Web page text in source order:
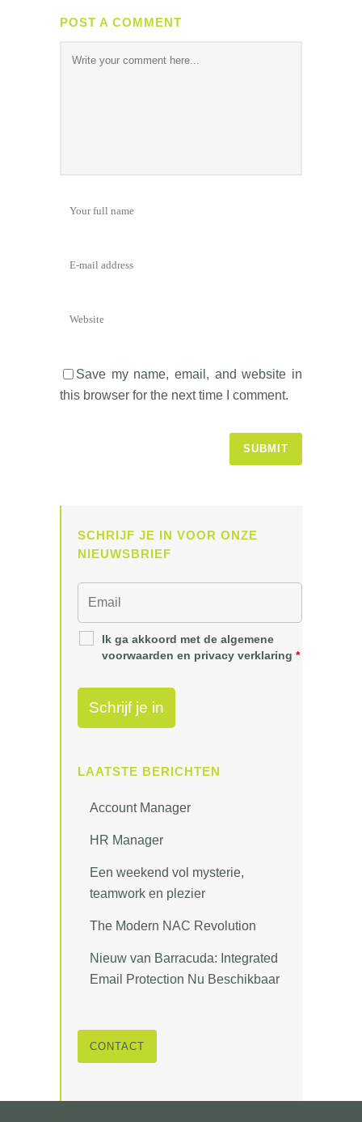
POST A COMMENT
Save my name, email, and website in
this browser for the next time I comment.
SCHRIJF JE IN VOOR ONZE
NIEUWSBRIEF
Ik ga akkoord met de algemene
voorwaarden en privacy verklaring *
LAATSTE BERICHTEN
Account Manager
HR Manager
Een weekend vol mysterie,
teamwork en plezier
The Modern NAC Revolution
Nieuw van Barracuda: Integrated
Email Protection Nu Beschikbaar
CONTACT